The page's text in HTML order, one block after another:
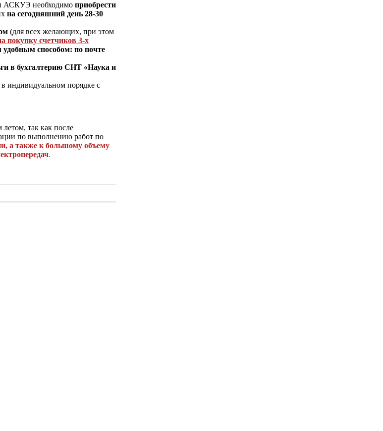
АСКУЭ необходимо приобрести
на сегодняшний день 28-30
(для всех желающих, при этом
покупку счетчиков 3-х
способом: по почте
в бухгалтерию СНТ «Наука и
индивидуальном порядке с
так как после
по выполнению работ по
а также к большому объему
.